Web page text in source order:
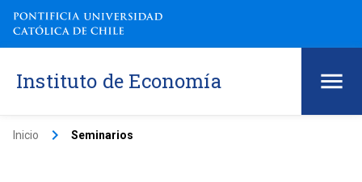
Instituto de Economía
Inicio keyboard_arrow_right Seminarios